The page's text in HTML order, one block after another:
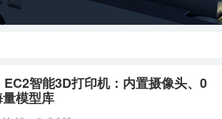
智能3D打印机：内置摄像头、0
模型库